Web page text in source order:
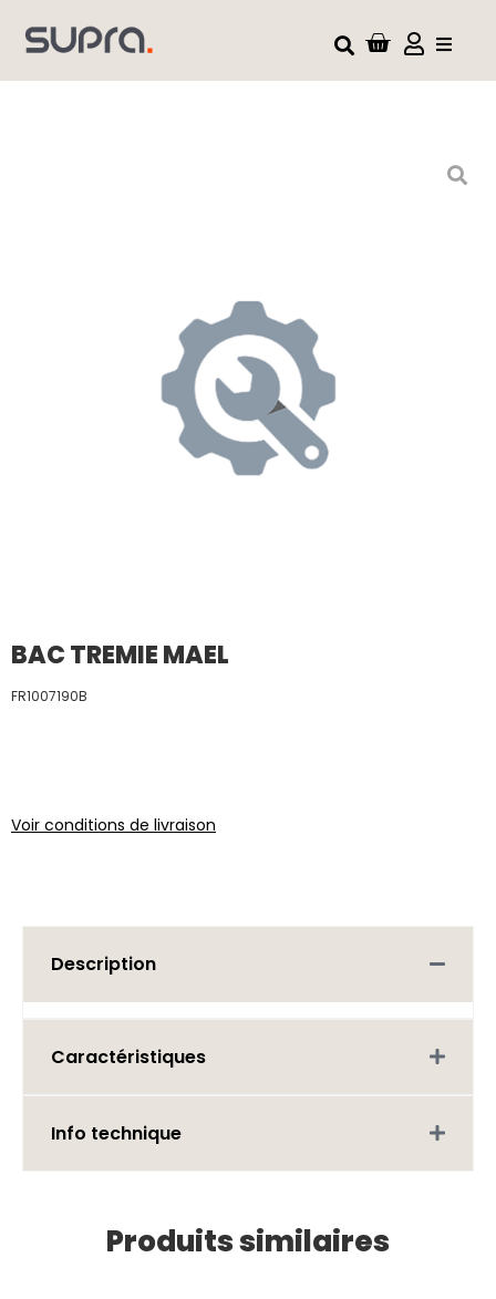
BAC TREMIE MAEL
FR1007190B
Voir conditions de livraison
Description
Caractéristiques
Info technique
Produits similaires